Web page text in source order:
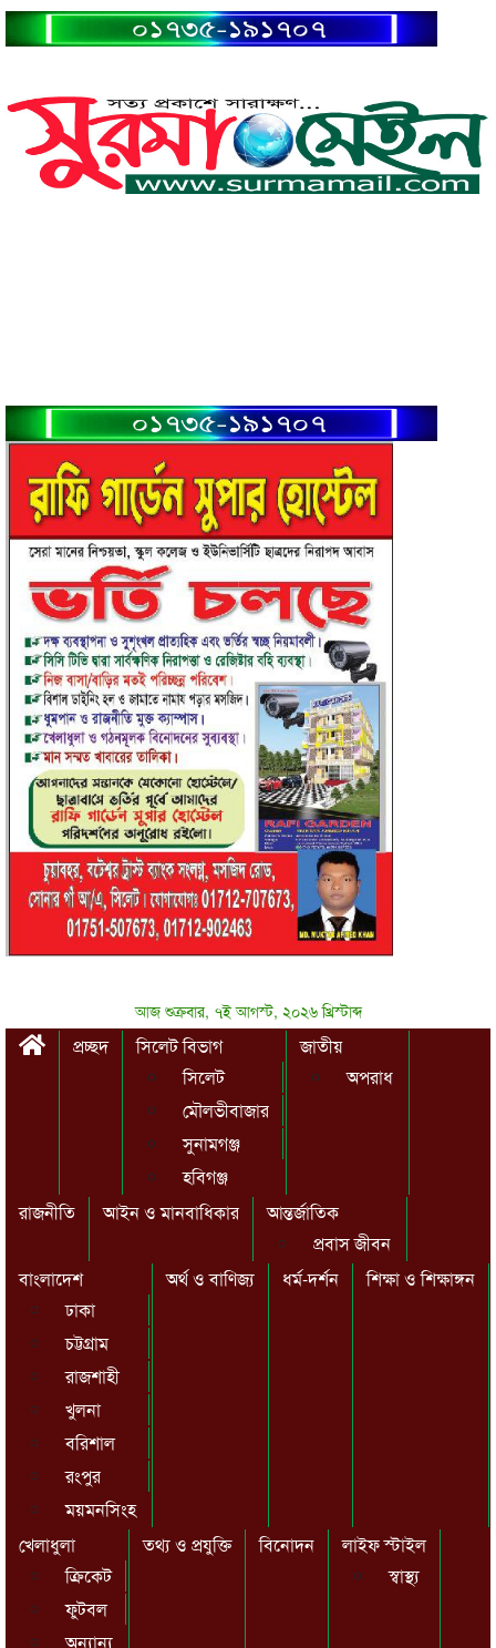
আজ শুক্রবার, ৭ই আগস্ট, ২০২৬ খ্রিস্টাব্দ
প্রচ্ছদ
সিলেট বিভাগ
সিলেট
মৌলভীবাজার
সুনামগঞ্জ
হবিগঞ্জ
জাতীয়
অপরাধ
রাজনীতি আইন ও মানবাধিকার
আন্তর্জাতিক
প্রবাস জীবন
বাংলাদেশ
ঢাকা
চট্টগ্রাম
রাজশাহী
খুলনা
বরিশাল
রংপুর
ময়মনসিংহ
অর্থ ও বাণিজ্য ধর্ম-দর্শন শিক্ষা ও শিক্ষাঙ্গন
খেলাধুলা
ক্রিকেট
ফুটবল
অন্যান্য
তথ্য ও প্রযুক্তি বিনোদন
লাইফ স্টাইল
স্বাস্থ্য